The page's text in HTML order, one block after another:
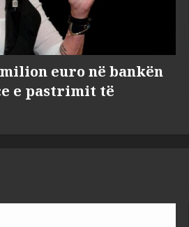
euro në bankën
e pastrimit të